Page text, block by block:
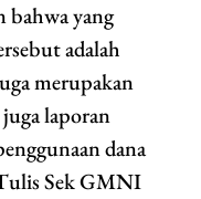
bahwa yang
adalah
merupakan
laporan
dana
Sek GMNI